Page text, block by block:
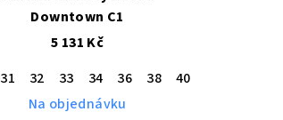
Downtown C1
5 131 Kč
31 32 33 34 36 38 40
Na objednávku